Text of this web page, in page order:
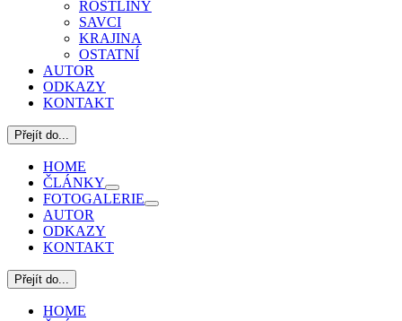
ROSTLINY
SAVCI
KRAJINA
OSTATNÍ
AUTOR
ODKAZY
KONTAKT
Přejít do...
HOME
ČLÁNKY
FOTOGALERIE
AUTOR
ODKAZY
KONTAKT
Přejít do...
HOME